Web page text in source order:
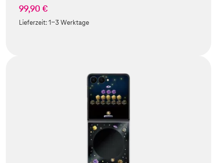
99,90 €
Lieferzeit:1-3 Werktage